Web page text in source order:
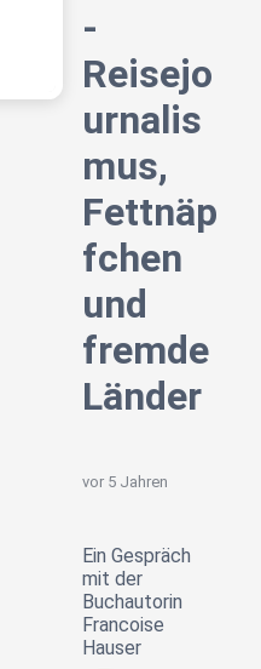
-
Reisejo
urnalis
mus,
Fettnäp
fchen
und
fremde
Länder
vor 5 Jahren
Ein Gespräch
mit der
Buchautorin
Francoise
Hauser